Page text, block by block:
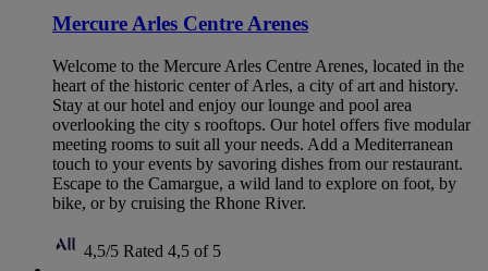
Mercure Arles Centre Arenes
Welcome to the Mercure Arles Centre Arenes, located in the
heart of the historic center of Arles, a city of art and history.
Stay at our hotel and enjoy our lounge and pool area
overlooking the city s rooftops. Our hotel offers five modular
meeting rooms to suit all your needs. Add a Mediterranean
touch to your events by savoring dishes from our restaurant.
Escape to the Camargue, a wild land to explore on foot, by
bike, or by cruising the Rhone River.
4,5/5 Rated 4,5 of 5